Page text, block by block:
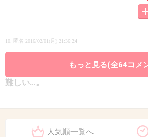
10. 匿名 2016/02/01(月) 21:36:24
イドと襟足だけ私の眉用ハサミで切っ
難しい…。
もっと見る(全64コメ
人気順一覧へ